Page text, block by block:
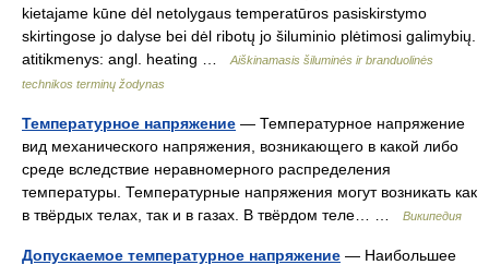
kietajame kūne dėl netolygaus temperatūros pasiskirstymo
skirtingose jo dalyse bei dėl ribotų jo šiluminio plėtimosi galimybių.
atitikmenys: angl. heating …
Aiškinamasis šiluminės ir branduolinės
technikos terminų žodynas
Температурное напряжение — Температурное напряжение
вид механического напряжения, возникающего в какой либо
среде вследствие неравномерного распределения
температуры. Температурные напряжения могут возникать как
в твёрдых телах, так и в газах. В твёрдом теле… …
Википедия
Допускаемое температурное напряжение — Наибольшее